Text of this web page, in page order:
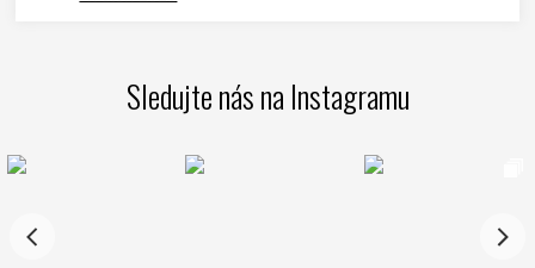
Leden 2025
Listopad 2024
Sledujte nás na Instagramu